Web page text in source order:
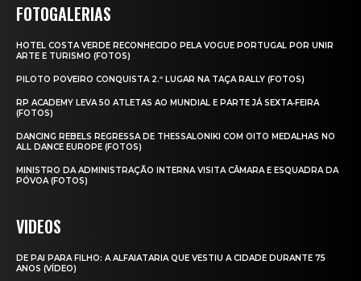
FOTOGALERIAS
HOTEL COSTA VERDE RECONHECIDO PELA VOGUE PORTUGAL POR UNIR
ARTE E TURISMO (FOTOS)
PILOTO POVEIRO CONQUISTA 2.º LUGAR NA TAÇA RALLY (FOTOS)
RP ACADEMY LEVA 50 ATLETAS AO MUNDIAL E PARTE JÁ SEXTA‑FEIRA
(FOTOS)
DANCING REBELS REGRESSA DE THESSALONIKI COM OITO MEDALHAS NO
ALL DANCE EUROPE (FOTOS)
MINISTRO DA ADMINISTRAÇÃO INTERNA VISITA CÂMARA E ESQUADRA DA
PÓVOA (FOTOS)
VIDEOS
DE PAI PARA FILHO: A ALFAIATARIA QUE VESTIU A CIDADE DURANTE 75
ANOS (VÍDEO)